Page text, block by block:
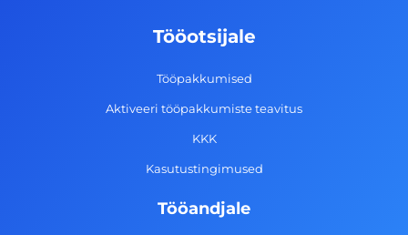
-
g
a
m
d
n
Tööotsijale
Tööpakkumised
Aktiveeri tööpakkumiste teavitus
KKK
Kasutustingimused
Tööandjale